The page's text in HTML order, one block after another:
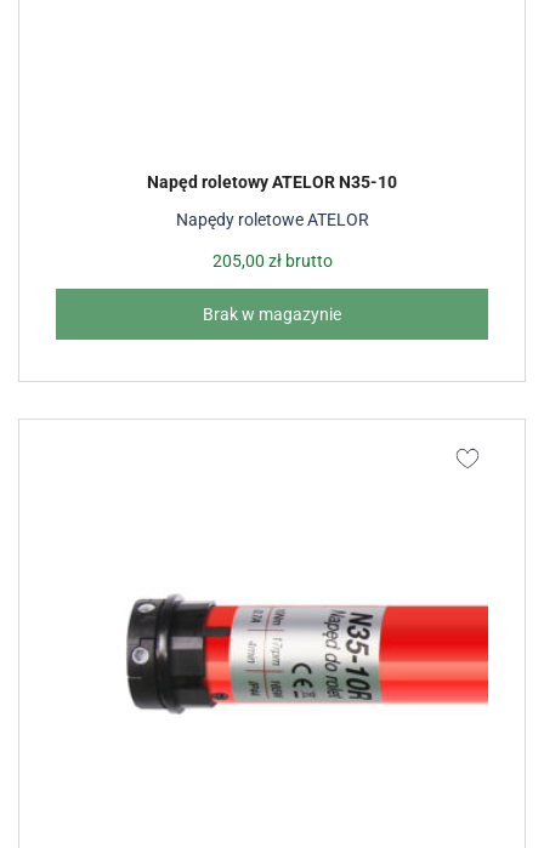
Napędy roletowe ATELOR
Napęd roletowy ATELOR N35-10
205,00 złbrutto
Brak w magazynie